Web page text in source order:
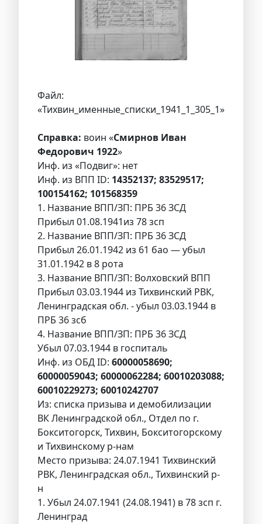
Файл:
«Тихвин_именные_списки_1941_1_305_1»
Справка: воин «Смирнов Иван
Федорович 1922»
Инф. из «Подвиг»: нет
Инф. из ВПП ID: 14352137; 83529517;
100154162; 101568359
1. Название ВПП/ЗП: ПРБ 36 ЗСД
Прибыл 01.08.1941из 78 зсп
2. Название ВПП/ЗП: ПРБ 36 ЗСД
Прибыл 26.01.1942 из 61 бао — убыл
31.01.1942 в 8 рота
3. Название ВПП/ЗП: Волховский ВПП
Прибыл 03.03.1944 из Тихвинский РВК,
Ленинградская обл. - убыл 03.03.1944 в
ПРБ 36 зсб
4. Название ВПП/ЗП: ПРБ 36 ЗСД
Убыл 07.03.1944 в госпиталь
Инф. из ОБД ID: 60000058690;
60000059043; 60000062284; 60010203088;
60010229273; 60010242707
Из: списка призыва и демобилизации
ВК Ленинградской обл., Отдел по г.
Бокситогорск, Тихвин, Бокситогорскому
и Тихвинскому р-нам
Место призыва: 24.07.1941 Тихвинский
РВК, Ленинградская обл., Тихвинский р-
н
1. Убыл 24.07.1941 (24.08.1941) в 78 зсп г.
Ленинград